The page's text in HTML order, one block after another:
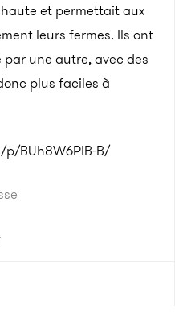
et permettait aux
leurs fermes. Ils ont
une autre, avec des
plus faciles à
BUh8W6PlB-B/